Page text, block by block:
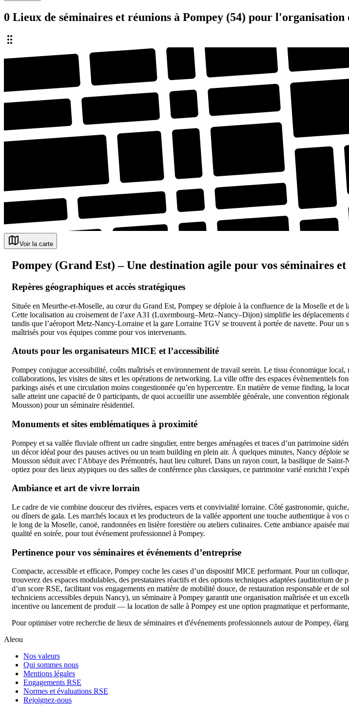
0 Lieux de séminaires et réunions à Pompey (54) pour l'organisation
Voir la carte
Pompey (Grand Est) – Une destination agile pour vos séminaires
Repères géographiques et accès stratégiques
Située en Meurthe-et-Moselle, au cœur du Grand Est, Pompey se déploie à la confluence de la Moselle et
Cette localisation au croisement de l’axe A31 (Luxembourg–Metz–Nancy–Dijon) simplifie les
tandis que l’aéroport Metz-Nancy-Lorraine et la gare Lorraine TGV se trouvent à portée de navette. Pour
maîtrisés pour vos équipes comme pour vos intervenants.
Atouts pour les organisateurs MICE et l’accessibilité
Pompey conjugue accessibilité, coûts maîtrisés et environnement de travail serein. Le tissu économique
collaborations, les visites de sites et les opérations de networking. La ville offre des espaces évènementiels
parkings aisés et une circulation moins congestionnée qu’en hypercentre. En matière de venue finding, la
salle atteint une capacité de 0 participants, de quoi accueillir une assemblée générale, une convention
Mousson) pour un séminaire résidentiel.
Monuments et sites emblématiques à proximité
Pompey et sa vallée fluviale offrent un cadre singulier, entre berges aménagées et traces d’un patrimoine
un décor idéal pour des pauses actives ou un team building en plein air. À quelques minutes, Nancy déploie
Mousson séduit avec l’Abbaye des Prémontrés, haut lieu culturel. Dans un rayon court, la basilique de
optiez pour des lieux atypiques ou des salles de conférence plus classiques, ce patrimoine varié enrichit
Ambiance et art de vivre lorrain
Le cadre de vie combine douceur des rivières, espaces verts et convivialité lorraine. Côté gastronomie,
ou dîners de gala. Les marchés locaux et les producteurs de la vallée apportent une touche authentique à
le long de la Moselle, canoë, randonnées en lisière forestière ou ateliers culinaires. Cette ambiance apaisée
qualité en soirée, pour tout événement professionnel à Pompey.
Pertinence pour vos séminaires et événements d’entreprise
Compacte, accessible et efficace, Pompey coche les cases d’un dispositif MICE performant. Pour un
trouverez des espaces modulables, des prestataires réactifs et des options techniques adaptées (auditorium
d’un score RSE, facilitant vos engagements en matière de mobilité douce, de restauration responsable et de
techniciens accessibles depuis Nancy), un séminaire à Pompey garantit une organisation maîtrisée et un
incentive ou lancement de produit — la location de salle à Pompey est une option pragmatique et
Pour optimiser votre recherche de lieux de séminaires et d'événements professionnels autour de Pompey,
Aleou
Nos valeurs
Qui sommes nous
Mentions légales
Engagements RSE
Normes et évaluations RSE
Rejoignez-nous